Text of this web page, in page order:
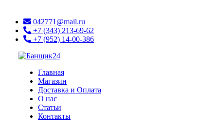
042771@mail.ru
+7 (343) 213-69-62
+7 (952) 14-00-386
Главная
Магазин
Доставка и Оплата
О нас
Статьи
Контакты